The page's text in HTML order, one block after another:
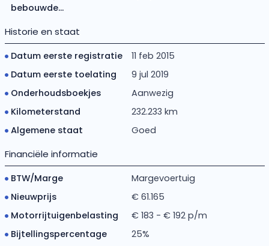
bebouwde...
Historie en staat
Datum eerste registratie
11 feb 2015
Datum eerste toelating
9 jul 2019
Onderhoudsboekjes
Aanwezig
Kilometerstand
232.233 km
Algemene staat
Goed
Financiële informatie
BTW/Marge
Margevoertuig
Nieuwprijs
€ 61.165
Motorrijtuigenbelasting
€ 183 - € 192 p/m
Bijtellingspercentage
25%